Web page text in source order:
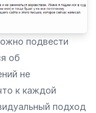
подвести
об
не
к каждой
подход